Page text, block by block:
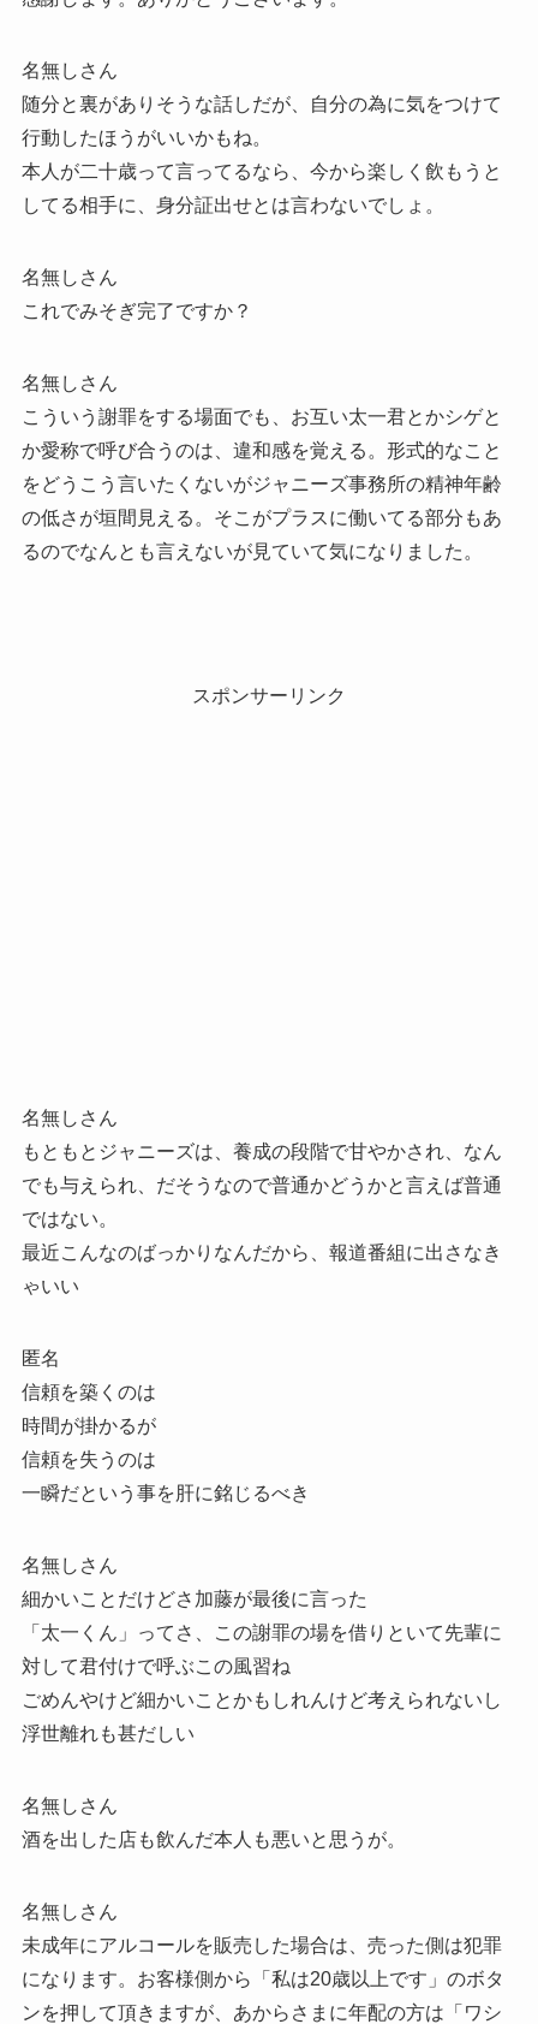
名無しさん
随分と裏がありそうな話しだが、自分の為に気をつけて
行動したほうがいいかもね。
本人が二十歳って言ってるなら、今から楽しく飲もうと
してる相手に、身分証出せとは言わないでしょ。
名無しさん
これでみそぎ完了ですか？
名無しさん
こういう謝罪をする場面でも、お互い太一君とかシゲと
か愛称で呼び合うのは、違和感を覚える。形式的なこと
をどうこう言いたくないがジャニーズ事務所の精神年齢
の低さが垣間見える。そこがプラスに働いてる部分もあ
るのでなんとも言えないが見ていて気になりました。
スポンサーリンク
名無しさん
もともとジャニーズは、養成の段階で甘やかされ、なん
でも与えられ、だそうなので普通かどうかと言えば普通
ではない。
最近こんなのばっかりなんだから、報道番組に出さなき
ゃいい
匿名
信頼を築くのは
時間が掛かるが
信頼を失うのは
一瞬だという事を肝に銘じるべき
名無しさん
細かいことだけどさ加藤が最後に言った
「太一くん」ってさ、この謝罪の場を借りといて先輩に
対して君付けで呼ぶこの風習ね
ごめんやけど細かいことかもしれんけど考えられないし
浮世離れも甚だしい
名無しさん
酒を出した店も飲んだ本人も悪いと思うが。
名無しさん
未成年にアルコールを販売した場合は、売った側は犯罪
になります。お客様側から「私は20歳以上です」のボタ
ンを押して頂きますが、あからさまに年配の方は「ワシ